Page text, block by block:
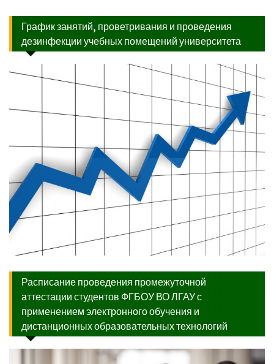
График занятий, проветривания и проведения
дезинфекции учебных помещений университета
Расписание проведения промежуточной
аттестации студентов ФГБОУ ВО ЛГАУ с
применением электронного обучения и
дистанционных образовательных технологий